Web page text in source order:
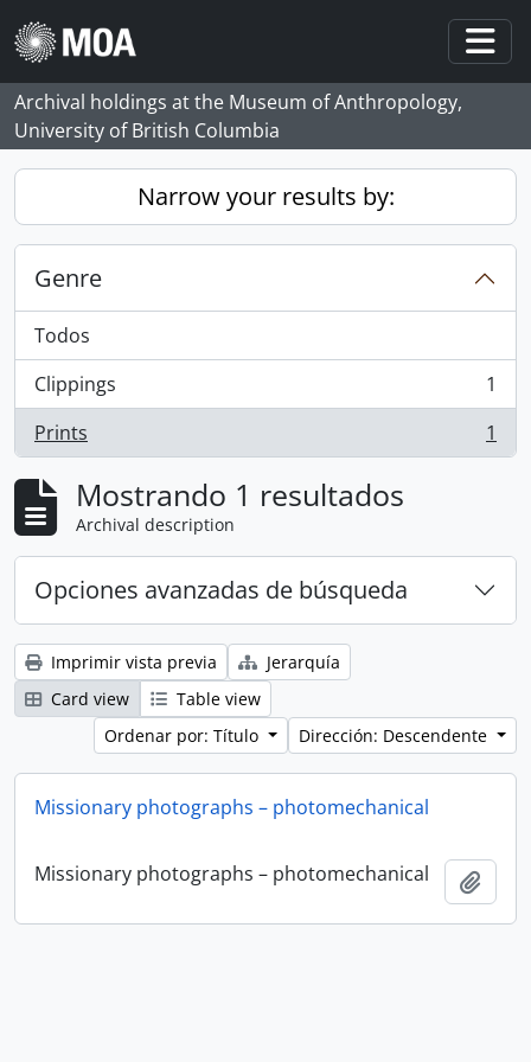
Skip to main content
Archival holdings at the Museum of Anthropology,
University of British Columbia
Narrow your results by:
Genre
Todos
Clippings
, 1 resultados
1
Prints
, 1 resultados 1
Mostrando 1 resultados
Archival description
Opciones avanzadas de búsqueda
Imprimir vista previa
Jerarquía
Card view
Table view
Ordenar por: Título
Dirección: Descendente
Missionary photographs – photomechanical
Missionary photographs – photomechanical